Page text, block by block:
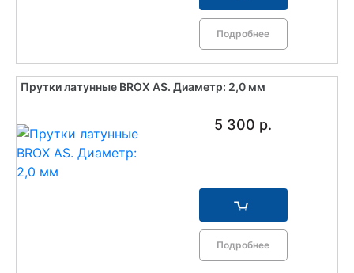
Подробнее
Прутки латунные BROX AS. Диаметр: 2,0 мм
5 300 р.
Подробнее